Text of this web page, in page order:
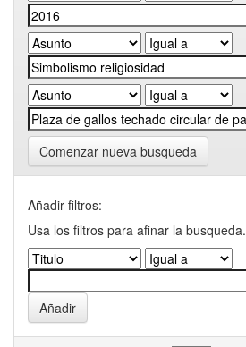
Comenzar nueva busqueda
Añadir filtros:
Usa los filtros para afinar la busqueda.